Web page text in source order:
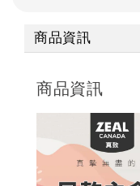
商品資訊
商品資訊